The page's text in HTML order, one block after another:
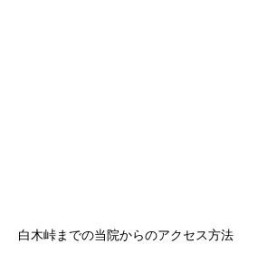
白木峠までの当院からのアクセス方法